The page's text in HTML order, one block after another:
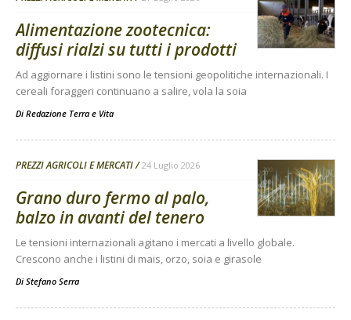
Alimentazione zootecnica:
diffusi rialzi su tutti i prodotti
Ad aggiornare i listini sono le tensioni geopolitiche internazionali. I
cereali foraggeri continuano a salire, vola la soia
Di Redazione Terra e Vita
PREZZI AGRICOLI E MERCATI 24 Luglio 2026
Grano duro fermo al palo,
balzo in avanti del tenero
Le tensioni internazionali agitano i mercati a livello globale.
Crescono anche i listini di mais, orzo, soia e girasole
Di Stefano Serra